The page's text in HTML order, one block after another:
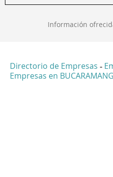
Información
Directorio de Empresas -
Empresas en